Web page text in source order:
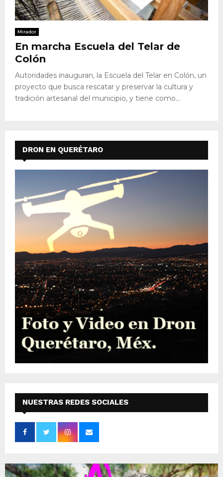
Mirador
En marcha Escuela del Telar de
Colón
Autoridades inauguran, la Escuela del Telar en Colón, un
proyecto que busca rescatar y preservar la cultura y
tradición artesanal del municipio, y tiene como...
DRON EN QUERÉTARO
NUESTRAS REDES SOCIALES